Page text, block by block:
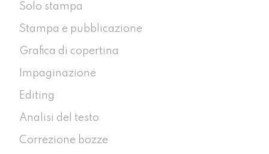
Solo stampa
Stampa e pubblicazione
Grafica di copertina
Impaginazione
Editing
Analisi del testo
Correzione bozze